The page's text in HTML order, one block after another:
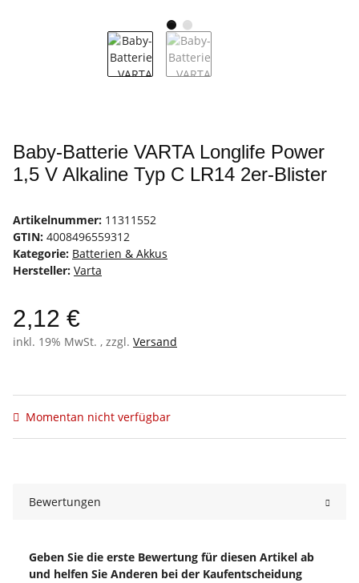
Baby-Batterie VARTA Longlife Power
1,5 V Alkaline Typ C LR14 2er-Blister
Artikelnummer: 11311552
GTIN: 4008496559312
Kategorie: Batterien & Akkus
Hersteller: Varta
2,12 €
inkl. 19% MwSt. , zzgl. Versand
Momentan nicht verfügbar
Bewertungen
Geben Sie die erste Bewertung für diesen Artikel ab
und helfen Sie Anderen bei der Kaufentscheidung